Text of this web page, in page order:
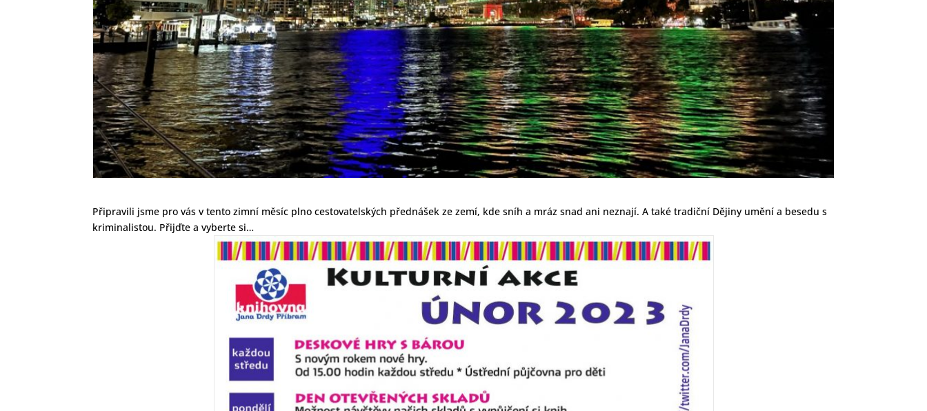
Připravili jsme pro vás v tento zimní měsíc plno cestovatelských přednášek ze zemí, kde sníh a mráz snad ani neznají. A také tradiční Dějiny umění a besedu s
kriminalistou. Přijďte a vyberte si…